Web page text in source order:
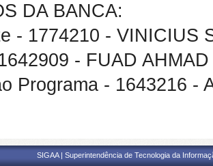
DA BANCA:
- 1774210 - VINICIUS
- FUAD
Programa - 1643216 -
SIGAA | Superintendência de Tecnologia da